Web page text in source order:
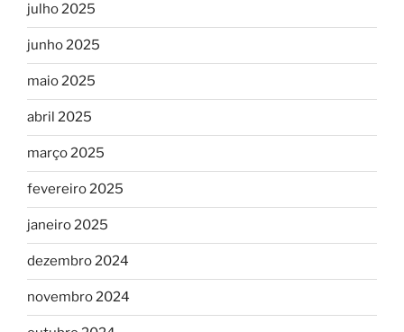
julho 2025
junho 2025
maio 2025
abril 2025
março 2025
fevereiro 2025
janeiro 2025
dezembro 2024
novembro 2024